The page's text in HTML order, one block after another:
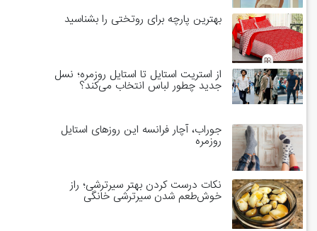
بهترین پارچه برای روتختی را بشناسید
از استریت استایل تا استایل روزمره؛ نسل
جدید چطور لباس انتخاب می‌کند؟
جوراب، آچار فرانسه این روزهای استایل
روزمره
نکات درست کردن بهتر سیرترشی؛ راز
خوش‌طعم شدن سیرترشی خانگی